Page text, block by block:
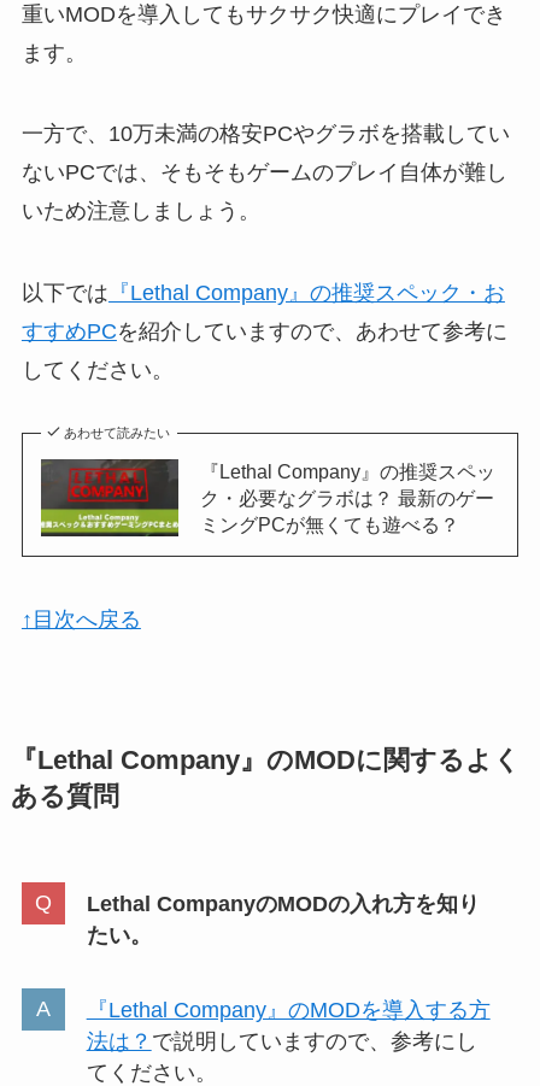
重いMODを導入してもサクサク快適にプレイでき
ます。
一方で、10万未満の格安PCやグラボを搭載してい
ないPCでは、そもそもゲームのプレイ自体が難し
いため注意しましょう。
以下では 『Lethal Company』の推奨スペック・お
すすめPCを紹介していますので、あわせて参考に
してください。
あわせて読みたい
『Lethal Company』の推奨スペッ
ク・必要なグラボは？ 最新のゲー
ミングPCが無くても遊べる？
↑目次へ戻る
『Lethal Company』のMODに関するよく
ある質問
Lethal CompanyのMODの入れ方を知り
たい。
『Lethal Company』のMODを導入する方
法は？ で説明していますので、参考にし
てください。